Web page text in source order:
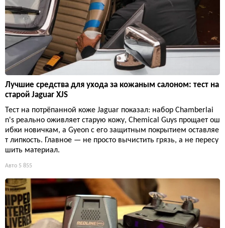
Лучшие средства для ухода за кожаным салоном: тест на
старой Jaguar XJS
Тест на потрёпанной коже Jaguar показал: набор Chamberlai
n's реально оживляет старую кожу, Chemical Guys прощает ош
ибки новичкам, а Gyeon с его защитным покрытием оставляе
т липкость. Главное — не просто вычистить грязь, а не пересу
шить материал.
Авто 5 855